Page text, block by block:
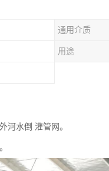
通用介质
用途
河水倒 灌管网。